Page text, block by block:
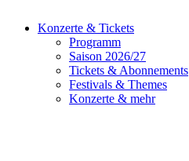
Konzerte & Tickets
Programm
Saison 2026/27
Tickets & Abonnements
Festivals & Themes
Konzerte & mehr